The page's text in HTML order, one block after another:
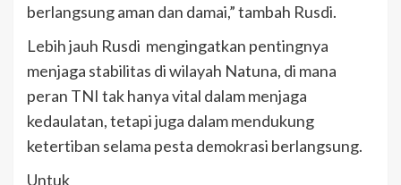
berlangsung aman dan damai,” tambah Rusdi.
Lebih jauh Rusdi mengingatkan pentingnya
menjaga stabilitas di wilayah Natuna, di mana
peran TNI tak hanya vital dalam menjaga
kedaulatan, tetapi juga dalam mendukung
ketertiban selama pesta demokrasi berlangsung.
Untuk